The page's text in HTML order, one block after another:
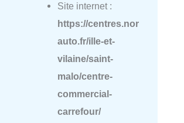
Site internet :
https://centres.nor
auto.fr/ille-et-
vilaine/saint-
malo/centre-
commercial-
carrefour/